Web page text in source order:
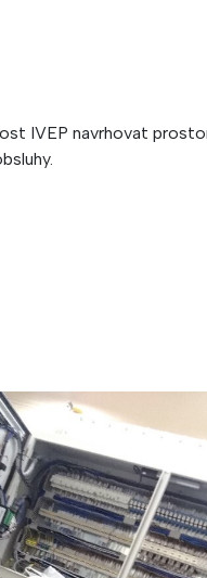
IVEP navrhovat